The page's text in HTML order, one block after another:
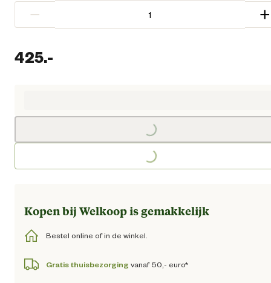
− +
425.-
Loading...
Loading...
Kopen bij Welkoop is gemakkelijk
Bestel online of in de winkel.
Gratis thuisbezorging vanaf 50,- euro*